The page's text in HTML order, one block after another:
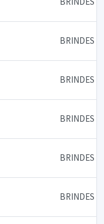
BRINDES E
BRINDES E
BRINDES E
BRINDES E
BRINDES E